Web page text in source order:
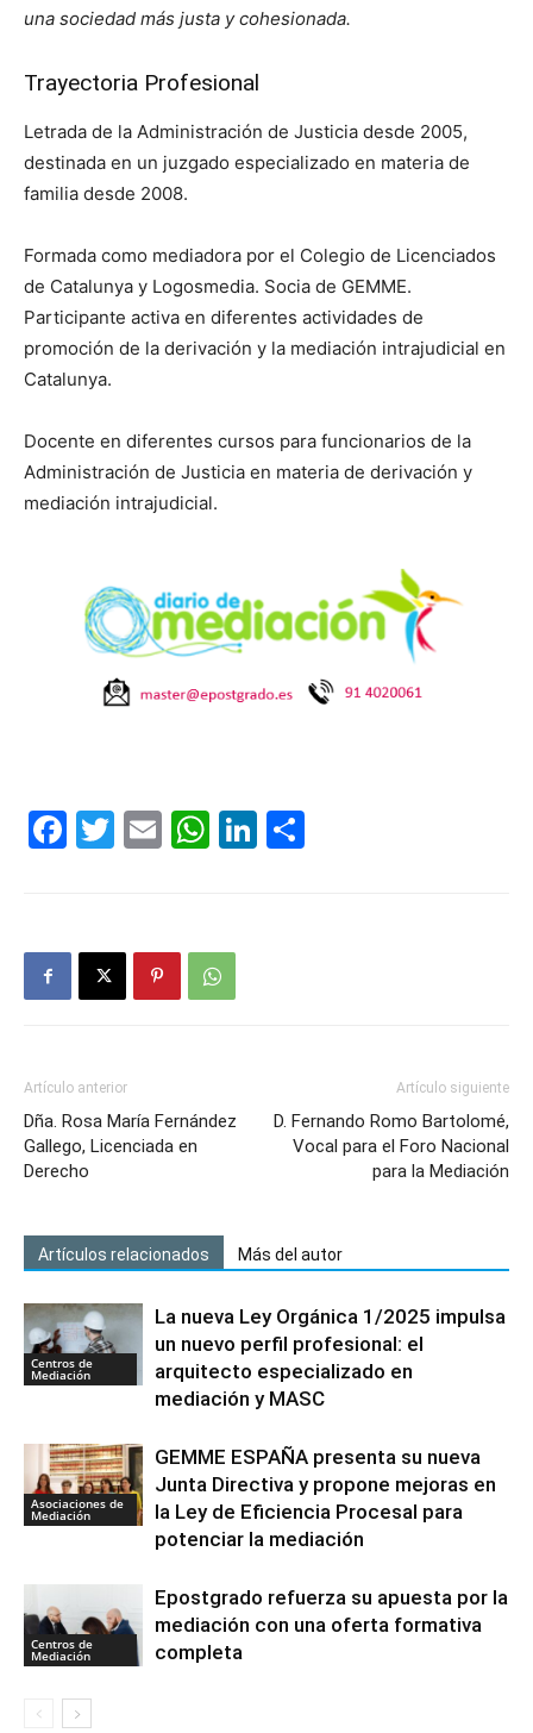
una sociedad más justa y cohesionada.
Trayectoria Profesional
Letrada de la Administración de Justicia desde 2005,
destinada en un juzgado especializado en materia de
familia desde 2008.
Formada como mediadora por el Colegio de Licenciados
de Catalunya y Logosmedia. Socia de GEMME.
Participante activa en diferentes actividades de
promoción de la derivación y la mediación intrajudicial en
Catalunya.
Docente en diferentes cursos para funcionarios de la
Administración de Justicia en materia de derivación y
mediación intrajudicial.
Facebook
Twitter
EmailWhatsApp
LinkedIn
Artículo anterior
Dña. Rosa María Fernández
Gallego, Licenciada en
Derecho
Artículo siguiente
D. Fernando Romo Bartolomé,
Vocal para el Foro Nacional
para la Mediación
Artículos relacionados Más del autor
Centros de
Mediación
La nueva Ley Orgánica 1/2025 impulsa
un nuevo perfil profesional: el
arquitecto especializado en
mediación y MASC
Asociaciones de
Mediación
GEMME ESPAÑA presenta su nueva
Junta Directiva y propone mejoras en
la Ley de Eficiencia Procesal para
potenciar la mediación
Centros de
Mediación
Epostgrado refuerza su apuesta por la
mediación con una oferta formativa
completa